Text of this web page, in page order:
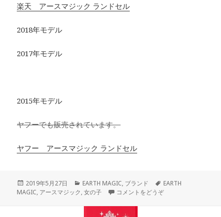
楽天 アースマジック ランドセル
2018年モデル
2017年モデル
2015年モデル
ヤフーでも販売されています。
ヤフー アースマジック ランドセル
投
稿
2019年5月27日
カ
テ
EARTH MAGIC, ブランド
タ
グ
EARTH
MAGIC, アースマジック,女の子 コメントをどうぞ